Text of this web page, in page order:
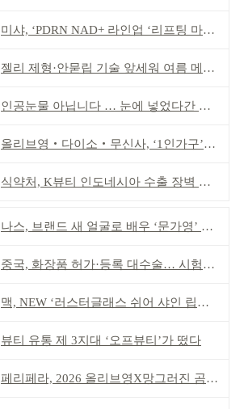
미샤, ‘PDRN NAD+ 라인업 ‘리프팅 마스크’ 출시
젤리 제형·안묻립 기술 앞세워 여름 메이크업 시장 공략
인공눈물 아닙니다 … 눈에 넣었다간 각막 손상
올리브영‧다이소‧무신사, ‘1인가구’가 이끈다
식약처, K뷰티 인도네시아 수출 장벽 완화 성과
나스, 브랜드 새 얼굴로 배우 ‘문가영’ 발탁
중국, 화장품 허가·등록 대수술… 시험자료 공용 허용
맥, NEW ‘러스터글래스 쉬어 샤인 립스틱’ 출시
뷰티 유통 제 3지대 ‘오프뷰티’가 떴다
페리페라, 2026 올리브영X망그러진 곰 콜라보